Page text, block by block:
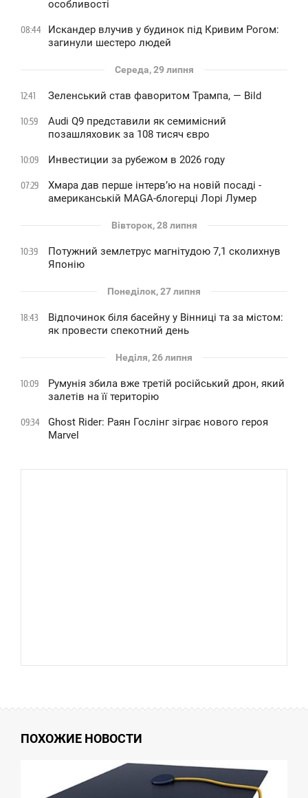
особливості
08:44
Искандер влучив у будинок під Кривим Рогом:
загинули шестеро людей
Середа, 29 липня
12:41 Зеленський став фаворитом Трампа, — Bild
10:59
Audi Q9 представили як семимісний
позашляховик за 108 тисяч євро
10:09 Инвестиции за рубежом в 2026 году
07:29
Хмара дав перше інтервʼю на новій посаді -
американській MAGA-блогерці Лорі Лумер
Вівторок, 28 липня
10:39
Потужний землетрус магнітудою 7,1 сколихнув
Японію
Понеділок, 27 липня
18:43
Відпочинок біля басейну у Вінниці та за містом:
як провести спекотний день
Неділя, 26 липня
10:09
Румунія збила вже третій російський дрон, який
залетів на її територію
09:34
Ghost Rider: Раян Гослінг зіграє нового героя
Marvel
ПОХОЖИЕ НОВОСТИ